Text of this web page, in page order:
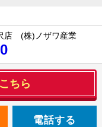
店 (株)ノザワ産業
ちら
電話する